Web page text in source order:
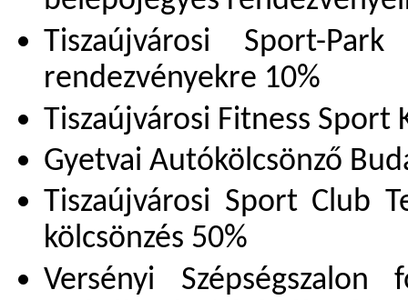
Tiszaújvárosi Sport-
rendezvényekre 10%
Tiszaújvárosi Fitness Sport
Gyetvai Autókölcsönző
Tiszaújvárosi Sport Club
kölcsönzés 50%
Versényi